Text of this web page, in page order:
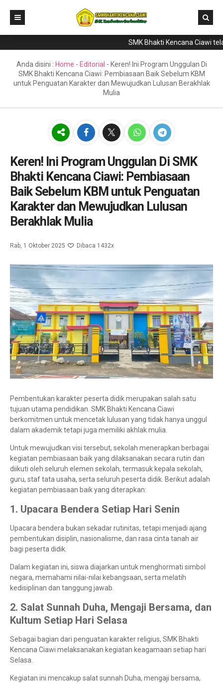
Direktori
Program Keahlian
GTK & Siswa
PPDB
SMK Bhakti Kencana Ciawi
Anda disini : Home - Editorial - Keren! Ini Program Unggulan Di
SMK Bhakti Kencana Ciawi: Pembiasaan Baik Sebelum KBM
untuk Penguatan Karakter dan Mewujudkan Lulusan Berakhlak
Mulia
Keren! Ini Program Unggulan Di SMK
Bhakti Kencana Ciawi: Pembiasaan
Baik Sebelum KBM untuk Penguatan
Karakter dan Mewujudkan Lulusan
Berakhlak Mulia
Rab, 1 Oktober 2025 Dibaca 1432x
Pembentukan karakter peserta didik merupakan salah satu
tujuan utama pendidikan. SMK Bhakti Kencana Ciawi
berkomitmen untuk mencetak lulusan yang tidak hanya unggul
dalam akademik tetapi juga memiliki akhlak mulia.
Untuk mewujudkan visi tersebut, sekolah menerapkan berbagai
kegiatan pembiasaan baik yang dilaksanakan secara rutin dan
diikuti oleh seluruh elemen sekolah, termasuk kepala sekolah,
guru, staf tata usaha, serta seluruh peserta didik. Berikut adalah
kegiatan pembiasaan baik yang diterapkan:
1. Upacara Bendera Setiap Hari Senin
Upacara bendera bukan sekadar rutinitas, tetapi menjadi ajang
pembentukan disiplin, nasionalisme, dan rasa cinta tanah air
bagi peserta didik.
Dalam kegiatan ini, siswa diajarkan untuk menghormati simbol
negara, memahami nilai-nilai kebangsaan, serta melatih
kedisiplinan dan tanggung jawab.
2. Salat Sunnah Duha, Mengaji Bersama, dan
Kultum Setiap Hari Selasa
Sebagai bagian dari penguatan karakter religius, SMK Bhakti
Kencana Ciawi melaksanakan kegiatan keagamaan setiap hari
Selasa.
Kegiatan ini mencakup salat sunnah Duha, mengaji bersama,